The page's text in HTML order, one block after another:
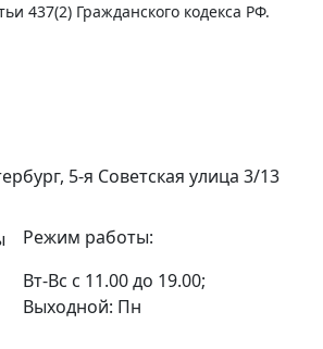
437(2) Гражданского кодекса РФ.
5-я Советская улица 3/13
Режим работы:
Вт-Вс с 11.00 до 19.00;
Выходной: Пн